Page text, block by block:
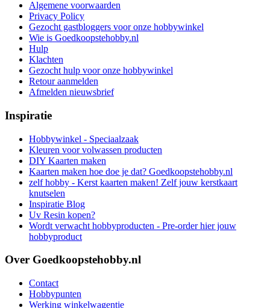
Algemene voorwaarden
Privacy Policy
Gezocht gastbloggers voor onze hobbywinkel
Wie is Goedkoopstehobby.nl
Hulp
Klachten
Gezocht hulp voor onze hobbywinkel
Retour aanmelden
Afmelden nieuwsbrief
Inspiratie
Hobbywinkel - Speciaalzaak
Kleuren voor volwassen producten
DIY Kaarten maken
Kaarten maken hoe doe je dat? Goedkoopstehobby.nl
zelf hobby - Kerst kaarten maken! Zelf jouw kerstkaart
knutselen
Inspiratie Blog
Uv Resin kopen?
Wordt verwacht hobbyproducten - Pre-order hier jouw
hobbyproduct
Over Goedkoopstehobby.nl
Contact
Hobbypunten
Werking winkelwagentje